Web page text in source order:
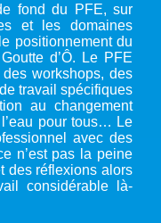
fond du PFE, sur
et les domaines
positionnement du
d’Ô. Le PFE
workshops, des
travail spécifiques
au changement
pour tous… Le
avec des
n’est pas la peine
des réflexions alors
considérable là-